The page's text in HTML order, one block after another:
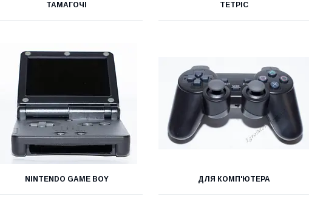
ТАМАГОЧІ ТЕТРІС
NINTENDO GAME BOY ДЛЯ КОМП'ЮТЕРА